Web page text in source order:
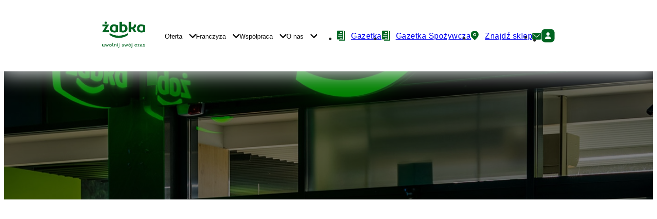
Główne
Logo
Główna
Nawigacja
Oferta Franczyza Współpraca O nas
NawigacjaGazetka Gazetka Spożywcza Znajdź sklep